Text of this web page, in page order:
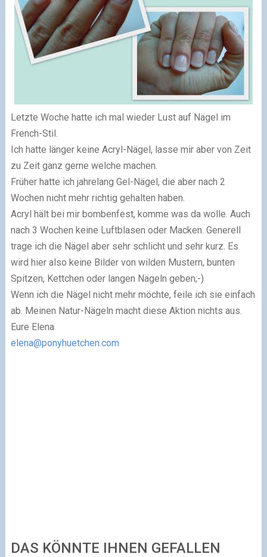
Letzte Woche hatte ich mal wieder Lust auf Nägel im
French-Stil.
Ich hatte länger keine Acryl-Nägel, lasse mir aber von Zeit
zu Zeit ganz gerne welche machen.
Früher hatte ich jahrelang Gel-Nägel, die aber nach 2
Wochen nicht mehr richtig gehalten haben.
Acryl hält bei mir bombenfest, komme was da wolle. Auch
nach 3 Wochen keine Luftblasen oder Macken. Generell
trage ich die Nägel aber sehr schlicht und sehr kurz. Es
wird hier also keine Bilder von wilden Mustern, bunten
Spitzen, Kettchen oder langen Nägeln geben;-)
Wenn ich die Nägel nicht mehr möchte, feile ich sie einfach
ab. Meinen Natur-Nägeln macht diese Aktion nichts aus.
Eure Elena
elena@ponyhuetchen.com
DAS KÖNNTE IHNEN GEFALLEN